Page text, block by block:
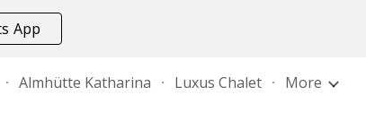
App
Almhütte Katharina Luxus Chalet More